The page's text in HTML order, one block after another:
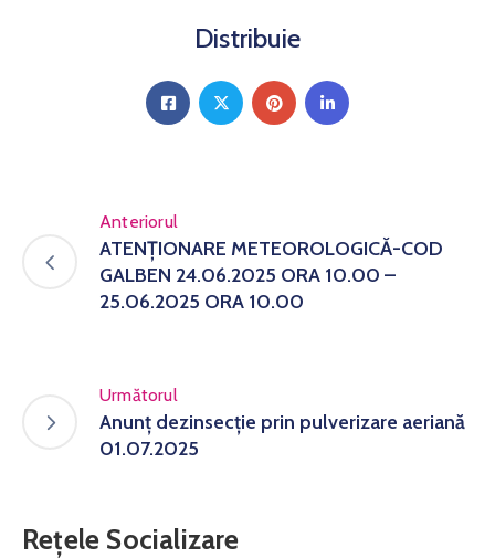
Distribuie
Anteriorul
ATENȚIONARE METEOROLOGICĂ-COD
GALBEN 24.06.2025 ORA 10.00 –
25.06.2025 ORA 10.00
Următorul
Anunț dezinsecție prin pulverizare aeriană
01.07.2025
Rețele Socializare